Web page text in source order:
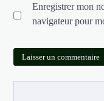
Enregistrer mon
navigateur pour